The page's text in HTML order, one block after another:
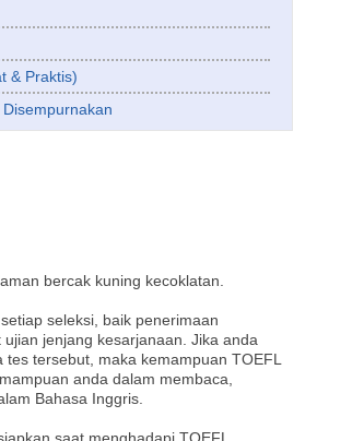
& Praktis)
bercak kuning kecoklatan.
seleksi, baik penerimaan
jenjang kesarjanaan. Jika anda
tersebut, maka kemampuan TOEFL
anda dalam membaca,
Bahasa Inggris.